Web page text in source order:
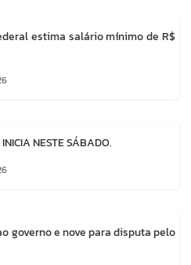
estima salário mínimo de R$
NESTE SÁBADO.
governo e nove para disputa pelo